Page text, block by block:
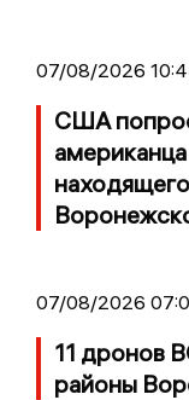
07/08/2026
США
07/08/2026
11 дронов
районы